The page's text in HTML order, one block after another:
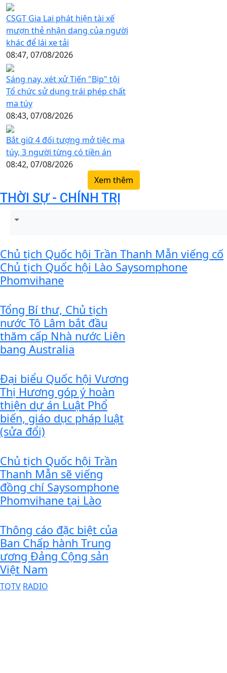
CSGT Gia Lai phát hiện tài xế
mượn thẻ nhận dạng của người
khác để lái xe tải
08:47, 07/08/2026
Sáng nay, xét xử Tiến "Bịp" tội
Tổ chức sử dụng trái phép chất
ma túy
08:43, 07/08/2026
Bắt giữ 4 đối tượng mở tiệc ma
túy, 3 người từng có tiền án
08:42, 07/08/2026
Xem thêm
THỜI SỰ - CHÍNH TRỊ
Chủ tịch Quốc hội Trần Thanh Mẫn viếng cố
Chủ tịch Quốc hội Lào Saysomphone
Phomvihane
Tổng Bí thư, Chủ tịch
nước Tô Lâm bắt đầu
thăm cấp Nhà nước Liên
bang Australia
Đại biểu Quốc hội Vương
Thị Hương góp ý hoàn
thiện dự án Luật Phổ
biến, giáo dục pháp luật
(sửa đổi)
Chủ tịch Quốc hội Trần
Thanh Mẫn sẽ viếng
đồng chí Saysomphone
Phomvihane tại Lào
Thông cáo đặc biệt của
Ban Chấp hành Trung
ương Đảng Cộng sản
Việt Nam
TQTV RADIO